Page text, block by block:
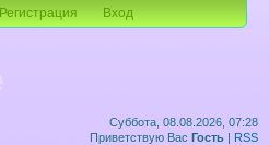
Суббота, 08.08.2026, 07:28
Приветствую Вас Гость | RSS
Регистрация Вход